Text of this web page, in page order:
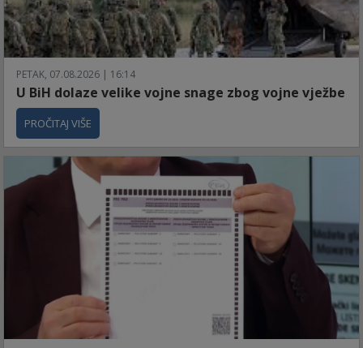
PETAK, 07.08.2026 | 16:14
U BiH dolaze velike vojne snage zbog vojne vježbe
PROČITAJ VIŠE